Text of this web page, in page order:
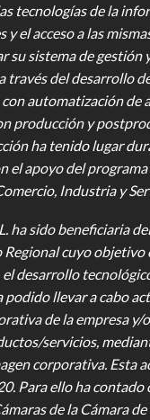
tecnologías de la
y el acceso a las
su sistema de gestión
través del desarrollo
automatización de
producción y
ha tenido lugar
el apoyo del
Industria y
ha sido beneficiaria
cuyo objetivo
desarrollo
podido llevar a cabo
de la empresa y/
servicios,
corporativa. Esta
Para ello ha contado
de la Cámara